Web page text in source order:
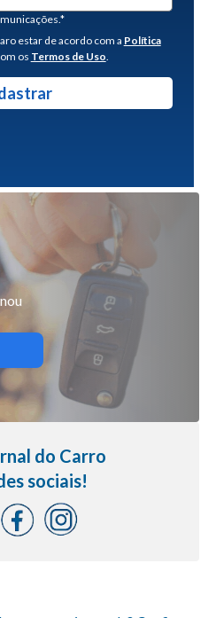
estar de acordo com a Política
os Termos de Uso.
do Carro
sociais!